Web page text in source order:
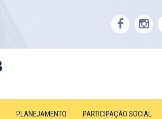
PLANEJAMENTO PARTICIPAÇÃO SOCIAL